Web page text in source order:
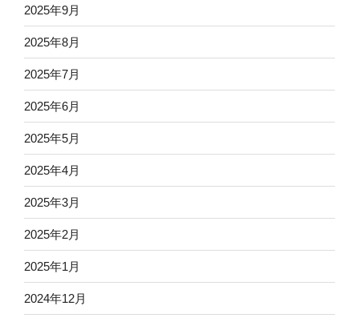
2025年9月
2025年8月
2025年7月
2025年6月
2025年5月
2025年4月
2025年3月
2025年2月
2025年1月
2024年12月